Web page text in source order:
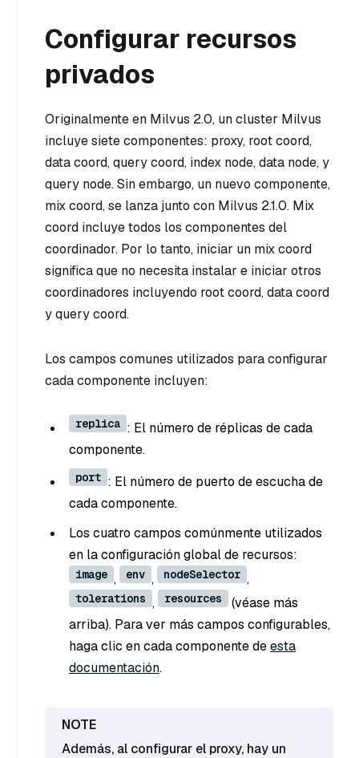
Configurar recursos
privados
Originalmente en Milvus 2.0, un cluster Milvus
incluye siete componentes: proxy, root coord,
data coord, query coord, index node, data node, y
query node. Sin embargo, un nuevo componente,
mix coord, se lanza junto con Milvus 2.1.0. Mix
coord incluye todos los componentes del
coordinador. Por lo tanto, iniciar un mix coord
significa que no necesita instalar e iniciar otros
coordinadores incluyendo root coord, data coord
y query coord.
Los campos comunes utilizados para configurar
cada componente incluyen:
replica : El número de réplicas de cada
componente.
port : El número de puerto de escucha de
cada componente.
Los cuatro campos comúnmente utilizados
en la configuración global de recursos:
image , env , nodeSelector ,
tolerations , resources
(véase más
arriba). Para ver más campos configurables,
haga clic en cada componente deesta
documentación.
Además, al configurar el proxy, hay un